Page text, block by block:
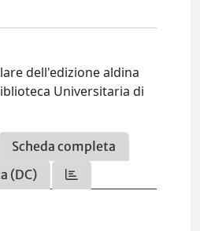
dell'edizione aldina
Universitaria di
Scheda completa
(DC)